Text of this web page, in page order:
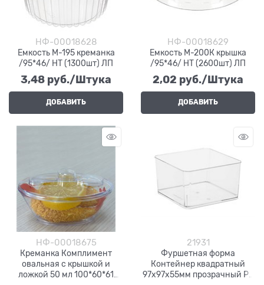
НФ-00018628
Емкость М-195 креманка
/95*46/ НТ (1300шт) ЛП
3,48 руб./Штука
ДОБАВИТЬ
НФ-00018629
Емкость М-200К крышка
/95*46/ НТ (2600шт) ЛП
2,02 руб./Штука
ДОБАВИТЬ
НФ-00018675
Креманка Комплимент
овальная с крышкой и
ложкой 50 мл 100*60*61
21931
Фуршетная форма
Контейнер квадратный
97х97х55мм прозрачный PS